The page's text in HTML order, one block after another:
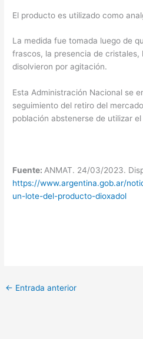
El producto es utilizado como
La medida fue tomada luego de
frascos, la presencia de cristales,
disolvieron por agitación.
Esta Administración Nacional se
seguimiento del retiro del
población abstenerse de utilizar
Fuente: ANMAT. 24/03/2023.
https://www.argentina.gob.ar/
un-lote-del-producto-dioxadol
← Entrada anterior